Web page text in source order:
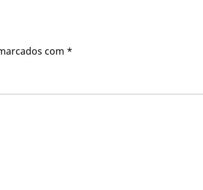
com *